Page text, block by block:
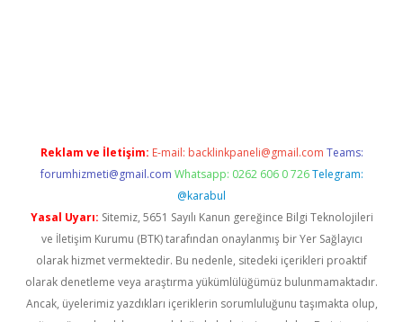
Reklam ve İletişim: E-mail: backlinkpaneli@gmail.com Teams:
forumhizmeti@gmail.com Whatsapp: 0262 606 0 726 Telegram:
@karabul
Yasal Uyarı: Sitemiz, 5651 Sayılı Kanun gereğince Bilgi Teknolojileri
ve İletişim Kurumu (BTK) tarafından onaylanmış bir Yer Sağlayıcı
olarak hizmet vermektedir. Bu nedenle, sitedeki içerikleri proaktif
olarak denetleme veya araştırma yükümlülüğümüz bulunmamaktadır.
Ancak, üyelerimiz yazdıkları içeriklerin sorumluluğunu taşımakta olup,